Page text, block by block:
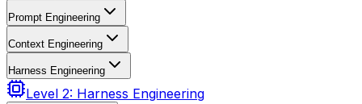
Prompt Engineering
Context Engineering
Harness Engineering
Level 2: Harness Engineering